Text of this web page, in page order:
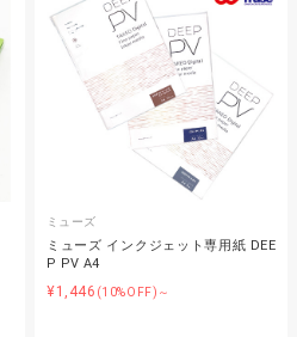
ミューズ
ミューズ インクジェット専用紙 DEE
P PV A4
¥1,446 (10%OFF)～